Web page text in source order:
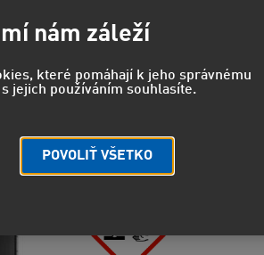
17,29 EUR
14,29 EUR
H318 - Spôsobuje
EUH208 - Obsahuje
reakciu.
nám záleží
které pomáhají k jeho správnému
jejich používáním souhlasíte.
POVOLIŤ VŠETKO